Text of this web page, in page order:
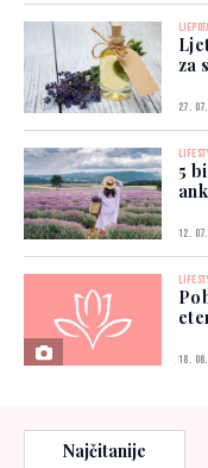
za
27.
5
12.
18.
Najčitanije